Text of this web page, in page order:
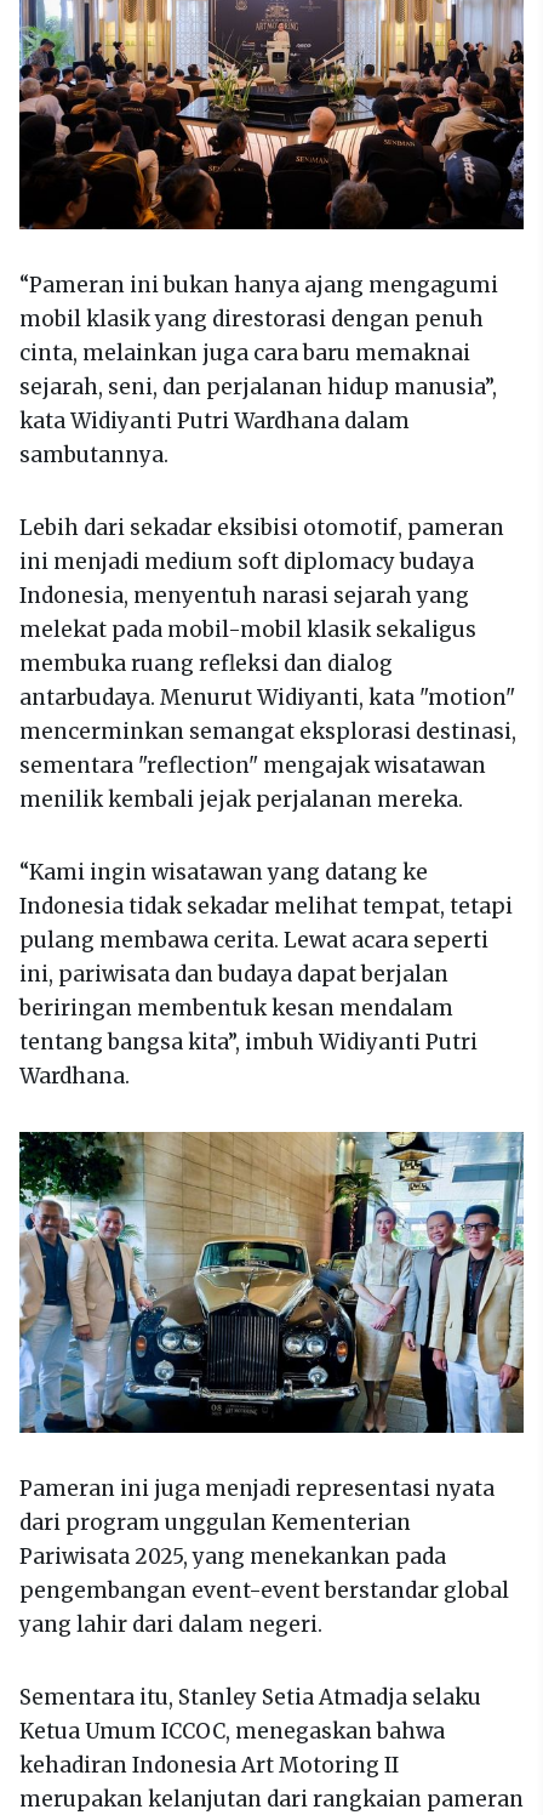
“Pameran ini bukan hanya ajang mengagumi
mobil klasik yang direstorasi dengan penuh
cinta, melainkan juga cara baru memaknai
sejarah, seni, dan perjalanan hidup manusia”,
kata Widiyanti Putri Wardhana dalam
sambutannya.
Lebih dari sekadar eksibisi otomotif, pameran
ini menjadi medium soft diplomacy budaya
Indonesia, menyentuh narasi sejarah yang
melekat pada mobil-mobil klasik sekaligus
membuka ruang refleksi dan dialog
antarbudaya. Menurut Widiyanti, kata "motion"
mencerminkan semangat eksplorasi destinasi,
sementara "reflection" mengajak wisatawan
menilik kembali jejak perjalanan mereka.
“Kami ingin wisatawan yang datang ke
Indonesia tidak sekadar melihat tempat, tetapi
pulang membawa cerita. Lewat acara seperti
ini, pariwisata dan budaya dapat berjalan
beriringan membentuk kesan mendalam
tentang bangsa kita”, imbuh Widiyanti Putri
Wardhana.
Pameran ini juga menjadi representasi nyata
dari program unggulan Kementerian
Pariwisata 2025, yang menekankan pada
pengembangan event-event berstandar global
yang lahir dari dalam negeri.
Sementara itu, Stanley Setia Atmadja selaku
Ketua Umum ICCOC, menegaskan bahwa
kehadiran Indonesia Art Motoring II
merupakan kelanjutan dari rangkaian pameran